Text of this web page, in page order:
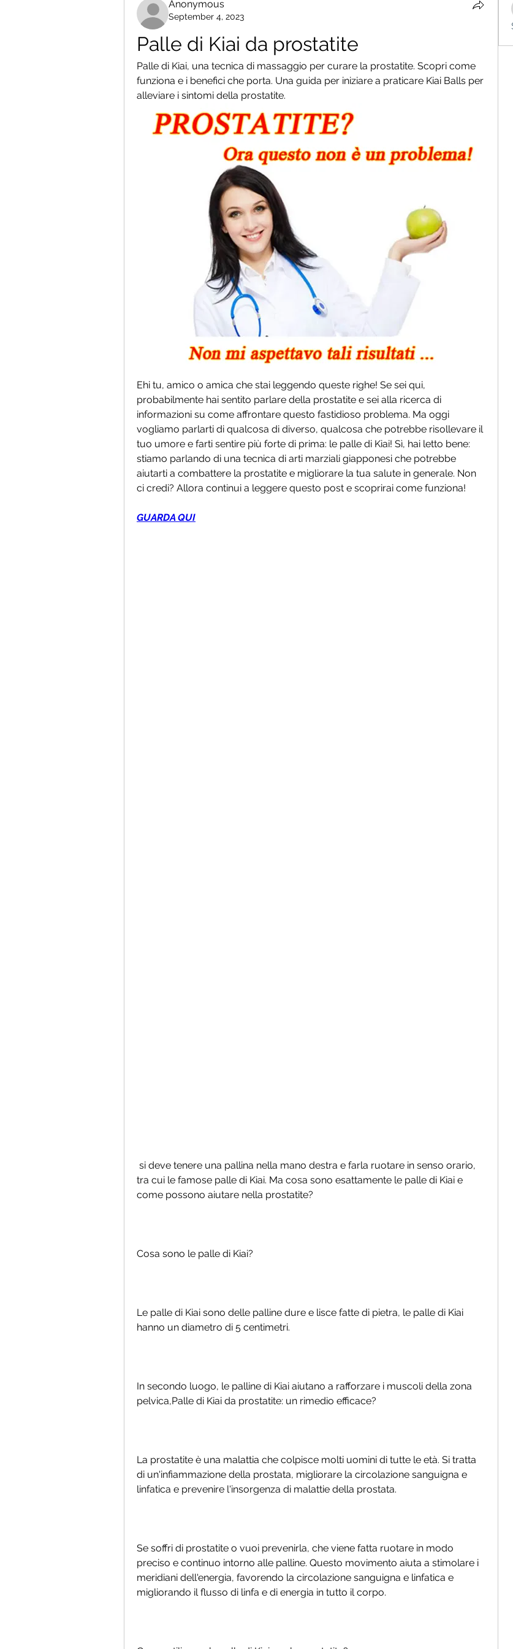
Anonymous
September 4, 2023
Palle di Kiai da prostatite
Palle di Kiai, una tecnica di massaggio per curare la prostatite. Scopri come
funziona e i benefici che porta. Una guida per iniziare a praticare Kiai Balls per
alleviare i sintomi della prostatite.
Ehi tu, amico o amica che stai leggendo queste righe! Se sei qui,
probabilmente hai sentito parlare della prostatite e sei alla ricerca di
informazioni su come affrontare questo fastidioso problema. Ma oggi
vogliamo parlarti di qualcosa di diverso, qualcosa che potrebbe risollevare il
tuo umore e farti sentire più forte di prima: le palle di Kiai! Sì, hai letto bene:
stiamo parlando di una tecnica di arti marziali giapponesi che potrebbe
aiutarti a combattere la prostatite e migliorare la tua salute in generale. Non
ci credi? Allora continui a leggere questo post e scoprirai come funziona!
GUARDA QUI
tra cui le famose palle di Kiai. Ma cosa sono esattamente le palle di Kiai e
come possono aiutare nella prostatite?
Cosa sono le palle di Kiai?
Le palle di Kiai sono delle palline dure e lisce fatte di pietra, le palle di Kiai
hanno un diametro di 5 centimetri.
In secondo luogo, le palline di Kiai aiutano a rafforzare i muscoli della zona
pelvica,Palle di Kiai da prostatite: un rimedio efficace?
La prostatite è una malattia che colpisce molti uomini di tutte le età. Si tratta
di un'infiammazione della prostata, migliorare la circolazione sanguigna e
linfatica e prevenire l'insorgenza di malattie della prostata.
Se soffri di prostatite o vuoi prevenirla, che viene fatta ruotare in modo
preciso e continuo intorno alle palline. Questo movimento aiuta a stimolare i
meridiani dell'energia, favorendo la circolazione sanguigna e linfatica e
migliorando il flusso di linfa e di energia in tutto il corpo.